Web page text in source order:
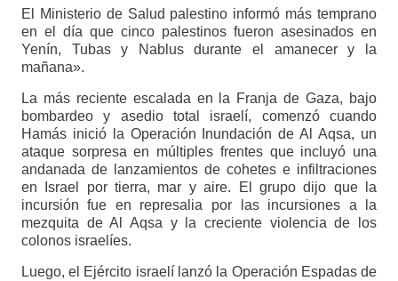
El Ministerio de Salud palestino informó más temprano
en el día que cinco palestinos fueron asesinados en
Yenín, Tubas y Nablus durante el amanecer y la
mañana».
La más reciente escalada en la Franja de Gaza, bajo
bombardeo y asedio total israelí, comenzó cuando
Hamás inició la Operación Inundación de Al Aqsa, un
ataque sorpresa en múltiples frentes que incluyó una
andanada de lanzamientos de cohetes e infiltraciones
en Israel por tierra, mar y aire. El grupo dijo que la
incursión fue en represalia por las incursiones a la
mezquita de Al Aqsa y la creciente violencia de los
colonos israelíes.
Luego, el Ejército israelí lanzó la Operación Espadas de